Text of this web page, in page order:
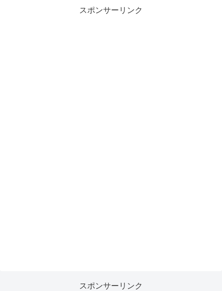
スポンサーリンク
スポンサーリンク